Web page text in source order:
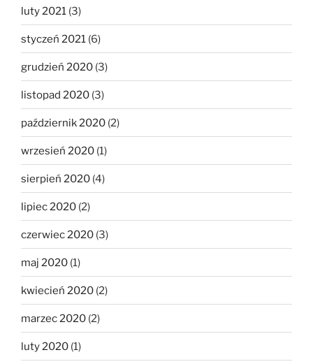
luty 2021 (3)
styczeń 2021 (6)
grudzień 2020 (3)
listopad 2020 (3)
październik 2020 (2)
wrzesień 2020 (1)
sierpień 2020 (4)
lipiec 2020 (2)
czerwiec 2020 (3)
maj 2020 (1)
kwiecień 2020 (2)
marzec 2020 (2)
luty 2020 (1)